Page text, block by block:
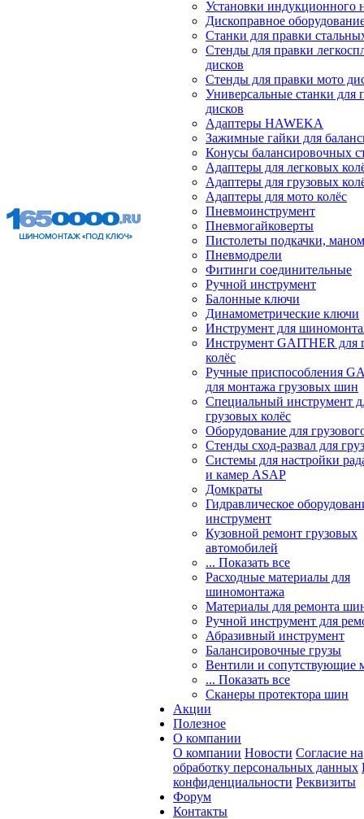
Установки индукционного
Дископравное
Станки для правки
Стенды для правки
дисков
Стенды для правки мото
Универсальные станки для
дисков
Адаптеры HAWEKA
Зажимные гайки для
Конусы балансировочных
Адаптеры для легковых
Адаптеры для грузовых
Адаптеры для мото колёс
Пневмоинструмент
Пневмогайковерты
Пистолеты подкачки,
Пневмодрели
Фитинги соединительные
Ручной инструмент
Балонные ключи
Динамометрические ключи
Инструмент для
Инструмент GAITHER для
колёс
Ручные приспособления
для монтажа грузовых шин
Специальный инструмент
грузовых колёс
Оборудование для
Стенды сход-развал для
Системы для настройки
и камер ASAP
Домкраты
Гидравлическое
инструмент
Кузовной ремонт грузовых
автомобилей
... Показать все
Расходные материалы для
шиномонтажа
Материалы для ремонта
Ручной инструмент для
Абразивный инструмент
Балансировочные грузы
Вентили и сопутствующие
... Показать все
Сканеры протектора шин
Акции
Полезное
О компании
О компании Новости Согласие на
обработку персональных данных
конфиденциальности Реквизиты
Форум
Контакты